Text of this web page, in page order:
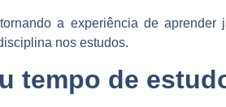
a experiência de aprender
nos estudos.
tempo de